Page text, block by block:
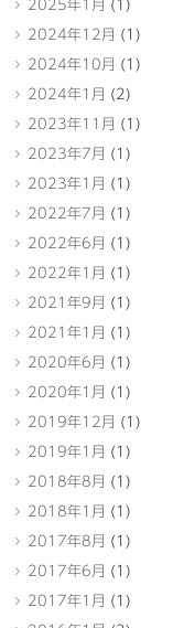
2025年1月 (1)
2024年12月 (1)
2024年10月 (1)
2024年1月 (2)
2023年11月 (1)
2023年7月 (1)
2023年1月 (1)
2022年7月 (1)
2022年6月 (1)
2022年1月 (1)
2021年9月 (1)
2021年1月 (1)
2020年6月 (1)
2020年1月 (1)
2019年12月 (1)
2019年1月 (1)
2018年8月 (1)
2018年1月 (1)
2017年8月 (1)
2017年6月 (1)
2017年1月 (1)